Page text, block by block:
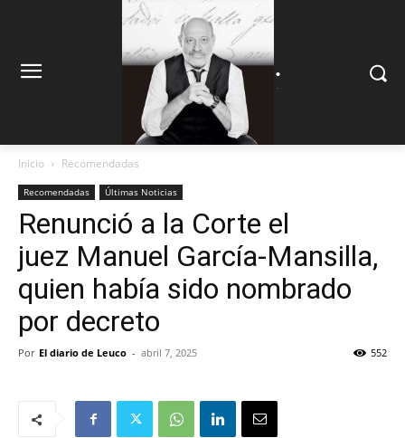
.
Inicio Recomendadas
Recomendadas Últimas Noticias
Renunció a la Corte el
juez Manuel García-Mansilla,
quien había sido nombrado
por decreto
Por El diario de Leuco - abril 7, 2025 552